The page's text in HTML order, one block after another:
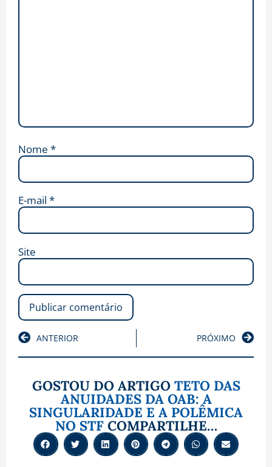
Nome *
E-mail *
Site
ANTERIOR PRÓXIMO
GOSTOU DO ARTIGO TETO DAS
ANUIDADES DA OAB: A
SINGULARIDADE E A POLÊMICA
NO STFCOMPARTILHE…